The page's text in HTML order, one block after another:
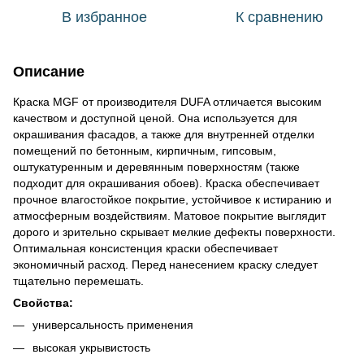
В избранное К сравнению
Описание
Краска MGF от производителя DUFA отличается высоким
качеством и доступной ценой. Она используется для
окрашивания фасадов, а также для внутренней отделки
помещений по бетонным, кирпичным, гипсовым,
оштукатуренным и деревянным поверхностям (также
подходит для окрашивания обоев). Краска обеспечивает
прочное влагостойкое покрытие, устойчивое к истиранию и
атмосферным воздействиям. Матовое покрытие выглядит
дорого и зрительно скрывает мелкие дефекты поверхности.
Оптимальная консистенция краски обеспечивает
экономичный расход. Перед нанесением краску следует
тщательно перемешать.
Свойства:
универсальность применения
высокая укрывистость